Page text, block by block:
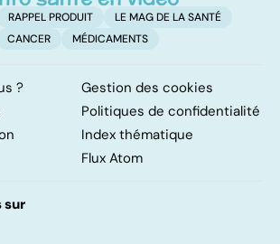
RAPPEL PRODUIT
LE MAG DE LA SANTÉ
CANCER
MÉDICAMENTS
?
Gestion des cookies
Politiques de confidentialité
Index thématique
Flux Atom
sur